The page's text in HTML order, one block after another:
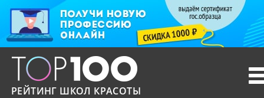
РЕЙТИНГ ШКОЛ КРАСОТЫ